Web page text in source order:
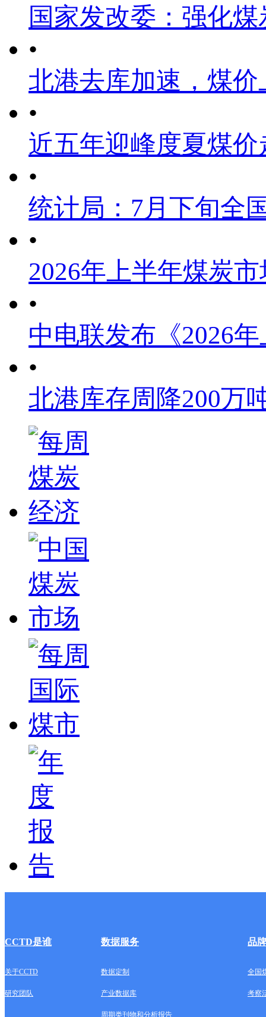
国家发改委：强化
•
北港去库加速，煤
•
近五年迎峰度夏煤价
•
统计局：7月下旬全
•
2026年上半年煤炭
•
中电联发布《2026
•
北港库存周降200万
CCTD是谁 数据服务 品
关于CCTD 数据定制 全国
研究团队 产业数据库 考察
周期类刊物和分析报告